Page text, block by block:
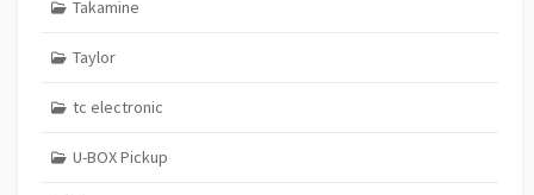
Takamine
Taylor
tc electronic
U-BOX Pickup